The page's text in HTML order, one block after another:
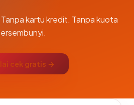
kartu kredit. Tanpa kuota
cek gratis →